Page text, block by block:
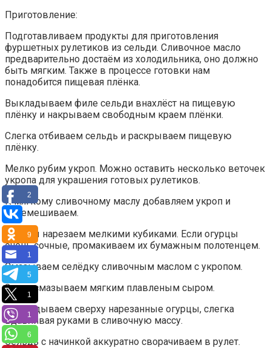
Приготовление:
Подготавливаем продукты для приготовления
фуршетных рулетиков из сельди. Сливочное масло
предварительно достаём из холодильника, оно должно
быть мягким. Также в процессе готовки нам
понадобится пищевая плёнка.
Выкладываем филе сельди внахлёст на пищевую
плёнку и накрываем свободным краем плёнки.
Слегка отбиваем сельдь и раскрываем пищевую
плёнку.
Мелко рубим укроп. Можно оставить несколько веточек
укропа для украшения готовых рулетиков.
К мягкому сливочному маслу добавляем укроп и
перемешиваем.
Огурцы нарезаем мелкими кубиками. Если огурцы
очень сочные, промакиваем их бумажным полотенцем.
Смазываем селёдку сливочным маслом с укропом.
Затем смазываем мягким плавленым сыром.
Выкладываем сверху нарезанные огурцы, слегка
вдавливая руками в сливочную массу.
Сельдь с начинкой аккуратно сворачиваем в рулет.
2
9
1
5
1
1
6